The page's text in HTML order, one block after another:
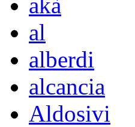
akà
al
alberdi
alcancia
Aldosivi